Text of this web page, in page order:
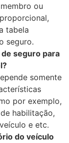
ou
tabela
seguro.
seguro para
somente
por exemplo,
habilitação,
e etc.
do veículo